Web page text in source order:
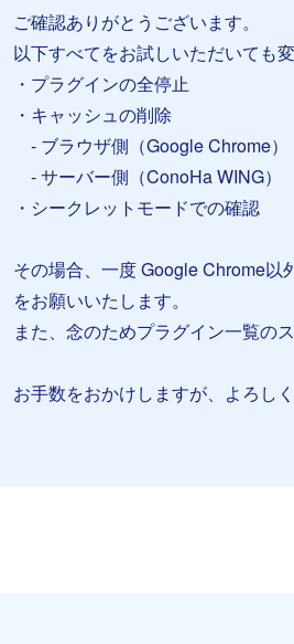
ご確認ありがとうございます。
以下すべてをお試しいただいても
・プラグインの全停止
・キャッシュの削除
- ブラウザ側（Google Chrome）
- サーバー側（ConoHa WING）
・シークレットモードでの確認
その場合、一度 Google Chrome
をお願いいたします。
また、念のためプラグイン一覧の
お手数をおかけしますが、よろし